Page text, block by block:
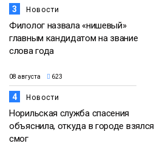
3 Новости
Филолог назвала «нишевый»
главным кандидатом на звание
слова года
08 августа 623
4 Новости
Норильская служба спасения
объяснила, откуда в городе взялся
смог